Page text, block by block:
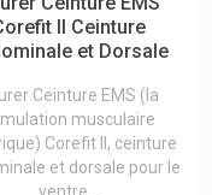
II Ceinture
et Dorsale
Ceinture EMS (la
musculaire
Corefit II, ceinture
et dorsale pour le